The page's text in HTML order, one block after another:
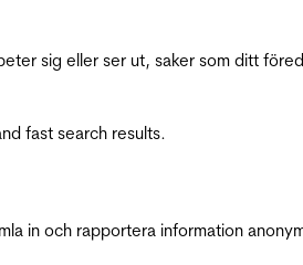
sig eller ser ut, saker som ditt
fast search results.
in och rapportera information